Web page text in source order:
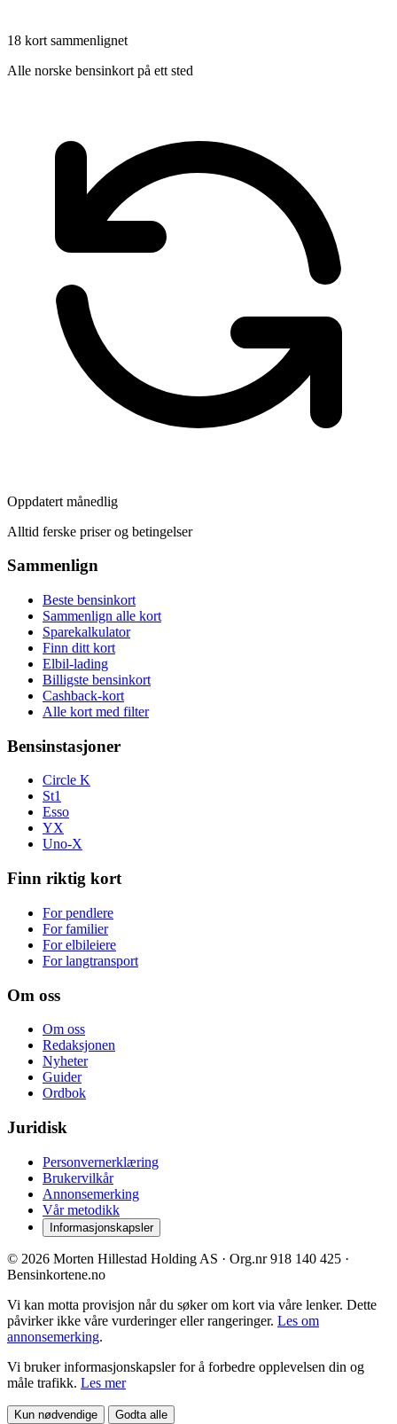
18 kort sammenlignet
Alle norske bensinkort på ett sted
Oppdatert månedlig
Alltid ferske priser og betingelser
Sammenlign
Beste bensinkort
Sammenlign alle kort
Sparekalkulator
Finn ditt kort
Elbil-lading
Billigste bensinkort
Cashback-kort
Alle kort med filter
Bensinstasjoner
Circle K
St1
Esso
YX
Uno-X
Finn riktig kort
For pendlere
For familier
For elbileiere
For langtransport
Om oss
Om oss
Redaksjonen
Nyheter
Guider
Ordbok
Juridisk
Personvernerklæring
Brukervilkår
Annonsemerking
Vår metodikk
Informasjonskapsler
© 2026 Morten Hillestad Holding AS · Org.nr 918 140 425 ·
Bensinkortene.no
Vi kan motta provisjon når du søker om kort via våre lenker. Dette
påvirker ikke våre vurderinger eller rangeringer. Les om
annonsemerking.
Vi bruker informasjonskapsler for å forbedre opplevelsen din og
måle trafikk. Les mer
Kun nødvendige Godta alle